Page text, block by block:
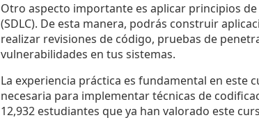
Otro aspecto importante es aplicar principios
(SDLC). De esta manera, podrás construir
realizar revisiones de código, pruebas de
vulnerabilidades en tus sistemas.
La experiencia práctica es fundamental en este
necesaria para implementar técnicas de
12,932 estudiantes que ya han valorado este